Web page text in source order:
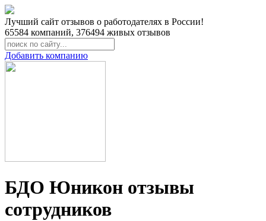
Лучший сайт отзывов о работодателях в России!
65584 компаний, 376494 живых отзывов
Добавить компанию
БДО Юникон отзывы
сотрудников